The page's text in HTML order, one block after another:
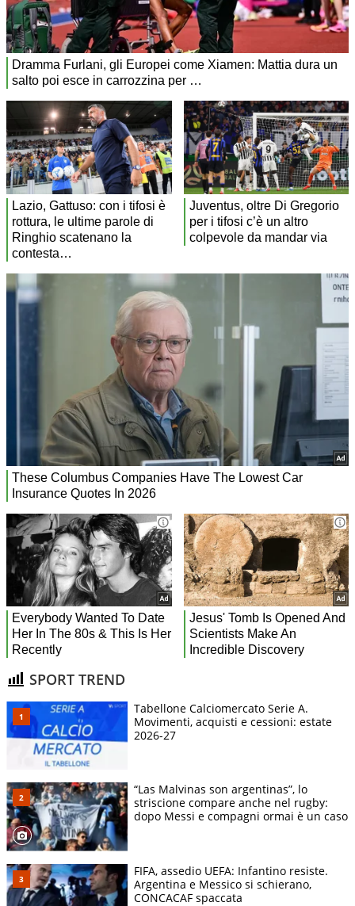
SPORT TREND
Tabellone Calciomercato Serie A.
Movimenti, acquisti e cessioni: estate
2026-27
“Las Malvinas son argentinas”, lo
striscione compare anche nel rugby:
dopo Messi e compagni ormai è un caso
FIFA, assedio UEFA: Infantino resiste.
Argentina e Messico si schierano,
CONCACAF spaccata